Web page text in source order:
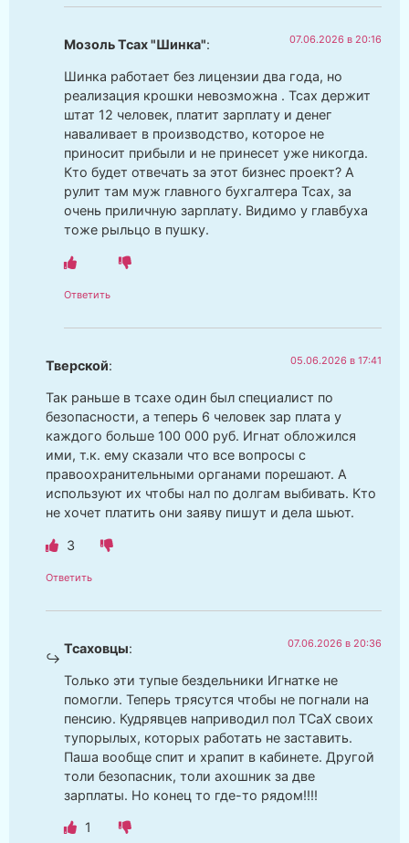
Мозоль Тсах "Шинка": 07.06.2026 в 20:16
Шинка работает без лицензии два года, но
реализация крошки невозможна . Тсах держит
штат 12 человек, платит зарплату и денег
наваливает в производство, которое не
приносит прибыли и не принесет уже никогда.
Кто будет отвечать за этот бизнес проект? А
рулит там муж главного бухгалтера Тсах, за
очень приличную зарплату. Видимо у главбуха
тоже рыльцо в пушку.
Ответить
Тверской: 05.06.2026 в 17:41
Так раньше в тсахе один был специалист по
безопасности, а теперь 6 человек зар плата у
каждого больше 100 000 руб. Игнат обложился
ими, т.к. ему сказали что все вопросы с
правоохранительными органами порешают. А
используют их чтобы нал по долгам выбивать. Кто
не хочет платить они заяву пишут и дела шьют.
3
Ответить
Тсаховцы: 07.06.2026 в 20:36
Только эти тупые бездельники Игнатке не
помогли. Теперь трясутся чтобы не погнали на
пенсию. Кудрявцев наприводил пол ТСаХ своих
тупорылых, которых работать не заставить.
Паша вообще спит и храпит в кабинете. Другой
толи безопасник, толи ахошник за две
зарплаты. Но конец то где-то рядом!!!!
1